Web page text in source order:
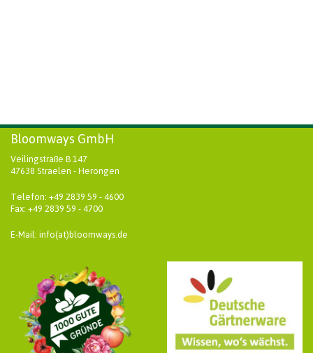
Bloomways GmbH
Veilingstraße B 147
47638 Straelen - Herongen
Telefon: +49 2839 59 - 4600
Fax: +49 2839 59 - 4700
E-Mail: info(at)bloomways.de